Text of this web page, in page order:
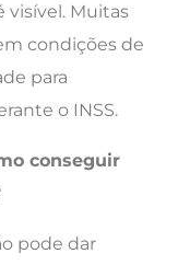
visível. Muitas
condições de
para
o INSS.
conseguir
pode dar